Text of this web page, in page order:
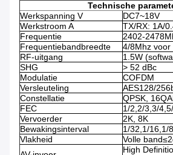
Technische
Werkspanning V
DC7~18V
Werkstroom A
TX/RX: 1A/
Frequentie
2402-
Frequentiebandbreedte
4/8Mhz voor
RF-uitgang
1.5W
SHG
> 52 dBc
Modulatie
COFDM
Versleuteling
AES128/
Constellatie
QPSK,
FEC
1/2,2/3,3/
Vervoerder
2K, 8K
Bewakingsinterval
1/32,1/16,1/
Vlakheid
Volle
High